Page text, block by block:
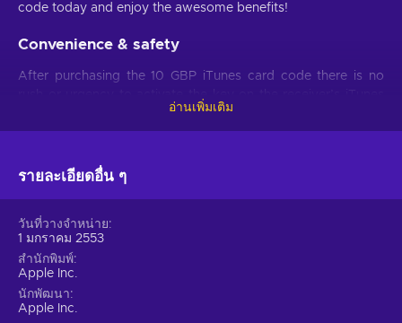
code today and enjoy the awesome benefits!
Convenience & safety
After purchasing the 10 GBP iTunes card code there is no
account. How come? One of the great conveniences of
Apple iTunes gift card is that it has no expiration date,
sees fit. iTunes voucher also doesn’t have a fixed price,
therefore making it possible to purchase it for a cheaper
On top of it all, 10 GBP iTunes card code also guarantees the
safest shopping since it allows the receiver to purchase
iTunes content without entering bank account details into the
system.
Excellent choice for a gift!
อ่านเพิ่มเติม
รายละเอียดอื่น ๆ
วันที่วางจำหน่าย
1 มกราคม 2553
สำนักพิมพ์
Apple Inc.
นักพัฒนา
Apple Inc.